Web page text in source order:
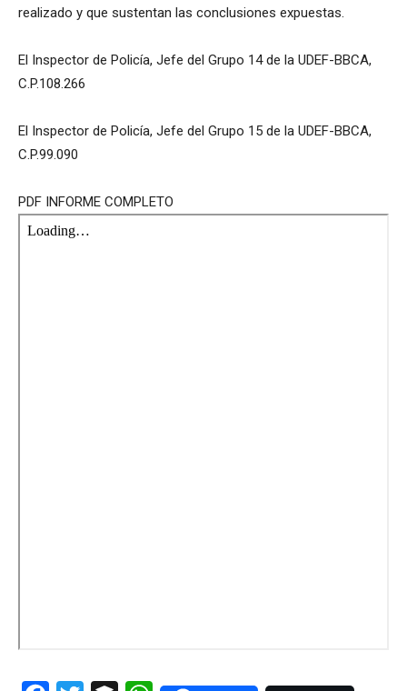
realizado y que sustentan las conclusiones expuestas.
El Inspector de Policía, Jefe del Grupo 14 de la UDEF-BBCA,
C.P.108.266
El Inspector de Policía, Jefe del Grupo 15 de la UDEF-BBCA,
C.P.99.090
PDF INFORME COMPLETO